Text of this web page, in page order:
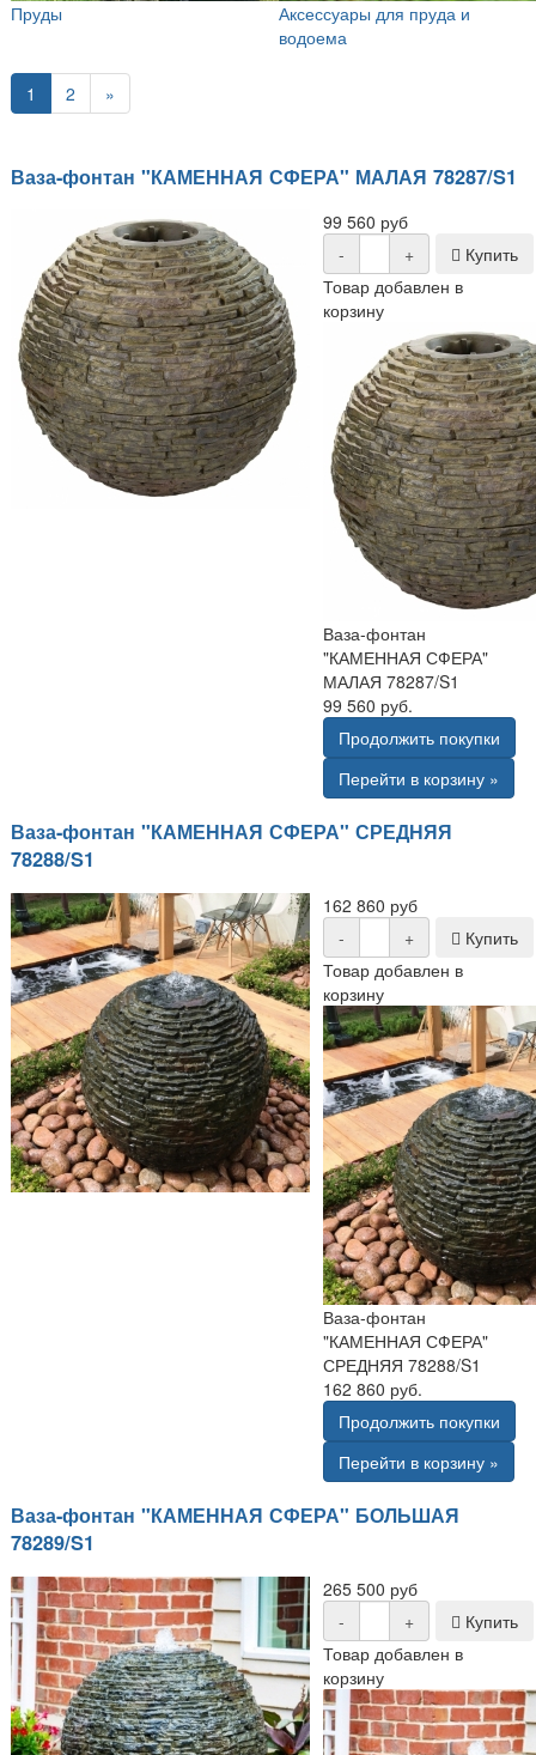
Пруды
Аксессуары для пруда и
водоема
1 2 »
Ваза-фонтан "КАМЕННАЯ СФЕРА" МАЛАЯ 78287/S1
99 560 руб
-
+
Купить
Товар добавлен в
корзину
Ваза-фонтан
"КАМЕННАЯ СФЕРА"
МАЛАЯ 78287/S1
99 560 руб.
Продолжить покупки
Перейти в корзину »
Ваза-фонтан "КАМЕННАЯ СФЕРА" СРЕДНЯЯ
78288/S1
162 860 руб
-
+
Купить
Товар добавлен в
корзину
Ваза-фонтан
"КАМЕННАЯ СФЕРА"
СРЕДНЯЯ 78288/S1
162 860 руб.
Продолжить покупки
Перейти в корзину »
Ваза-фонтан "КАМЕННАЯ СФЕРА" БОЛЬШАЯ
78289/S1
265 500 руб
-
+
Купить
Товар добавлен в
корзину